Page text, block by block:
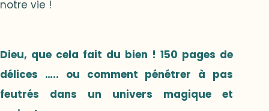
notre vie !
Dieu, que cela fait du bien ! 150 pages de
délices ….. ou comment pénétrer à pas
feutrés dans un univers magique et